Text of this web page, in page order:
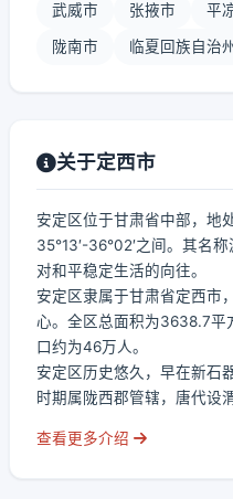
武威市 张掖市 平
陇南市 临夏回族自治州
关于定西市
安定区位于甘肃省中部，地
35°13′-36°02′之间。其名
对和平稳定生活的向往。
安定区隶属于甘肃省定西市
心。全区总面积为3638.7平
口约为46万人。
安定区历史悠久，早在新石
时期属陇西郡管辖，唐代设
查看更多介绍